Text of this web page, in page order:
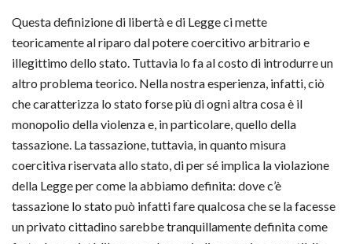
Questa definizione di libertà e di Legge ci mette
teoricamente al riparo dal potere coercitivo arbitrario e
illegittimo dello stato. Tuttavia lo fa al costo di introdurre un
altro problema teorico. Nella nostra esperienza, infatti, ciò
che caratterizza lo stato forse più di ogni altra cosa è il
monopolio della violenza e, in particolare, quello della
tassazione. La tassazione, tuttavia, in quanto misura
coercitiva riservata allo stato, di per sé implica la violazione
della Legge per come la abbiamo definita: dove c’è
tassazione lo stato può infatti fare qualcosa che se la facesse
un privato cittadino sarebbe tranquillamente definita come